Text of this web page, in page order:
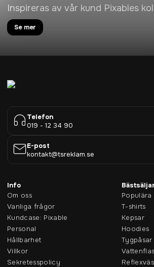
Inspireras av vår kund Pixables
Se mer
Telefon
019 - 12 34 90
E-post
kontakt@tsreklam.se
Info
Om oss
Vanliga frågor
Kundcase: Pixable
Personal
Hållbarhet
Villkor
Sekretesspolicy
T-shirts
Kepsar
Hoodies
Tygpåsar